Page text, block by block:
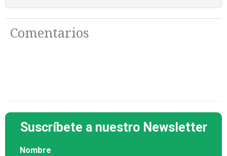
Comentarios
Suscríbete a nuestro Newsletter
Nombre